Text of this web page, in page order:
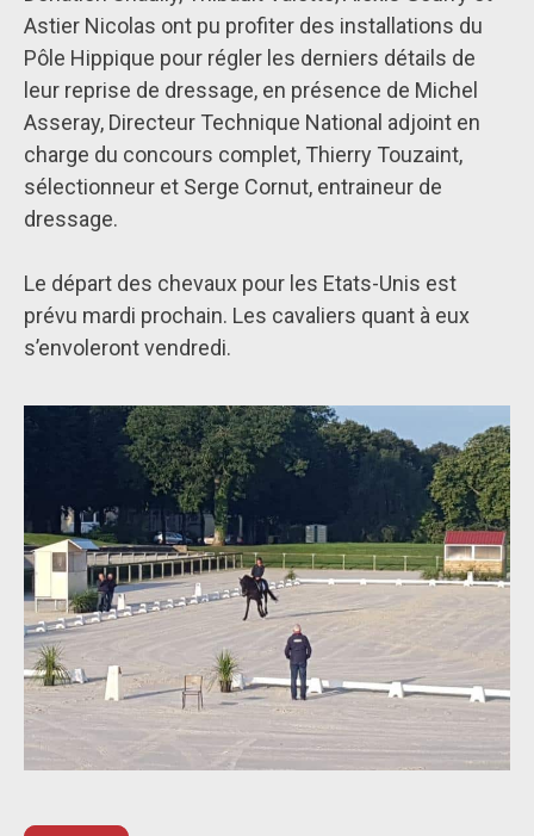
Astier Nicolas ont pu profiter des installations du
Pôle Hippique pour régler les derniers détails de
leur reprise de dressage, en présence de Michel
Asseray, Directeur Technique National adjoint en
charge du concours complet, Thierry Touzaint,
sélectionneur et Serge Cornut, entraineur de
dressage.
Le départ des chevaux pour les Etats-Unis est
prévu mardi prochain. Les cavaliers quant à eux
s’envoleront vendredi.